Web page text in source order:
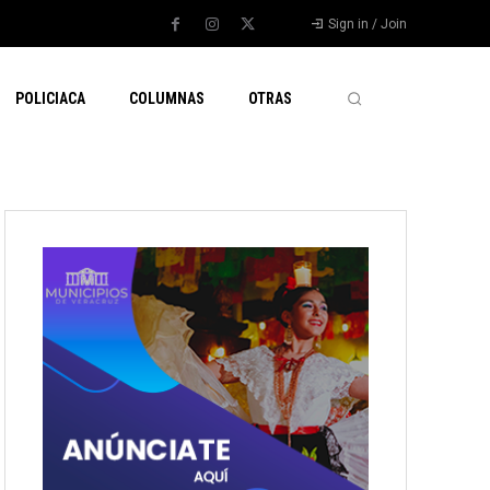
Sign in / Join
POLICIACA COLUMNAS OTRAS